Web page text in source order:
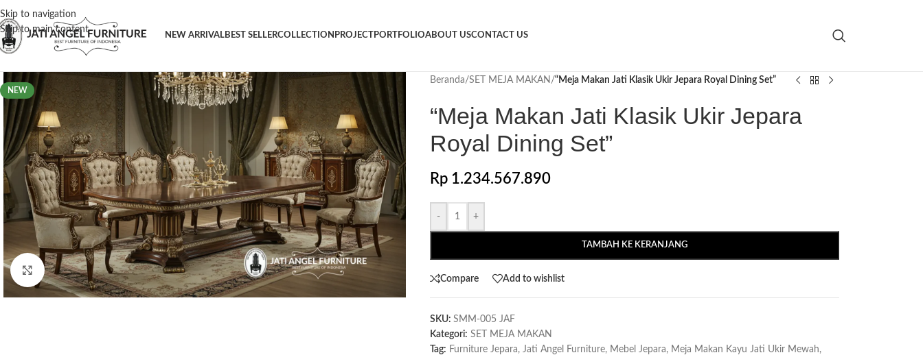
Skip to navigation
Skip to main content
NEW ARRIVALBEST SELLERCOLLECTION PROJECTPORTFOLIOABOUT USCONTACT US
NEW
Click to enlarge
Beranda/SET MEJA MAKAN /“Meja Makan Jati Klasik Ukir Jepara Royal Dining Set”
“Meja Makan Jati Klasik Ukir Jepara
Royal Dining Set”
Rp1.234.567.890
- +
TAMBAH KE KERANJANG
Compare Add to wishlist
SKU: SMM-005 JAF
Kategori: SET MEJA MAKAN
Tag: Furniture Jepara, Jati Angel Furniture, Mebel Jepara, Meja Makan Kayu Jati Ukir Mewah,